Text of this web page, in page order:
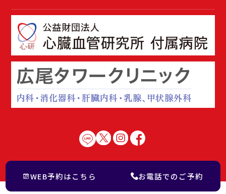
WEB予約はこちら お電話でのご予約